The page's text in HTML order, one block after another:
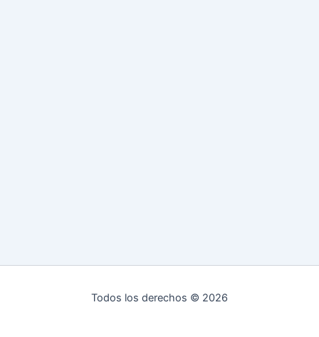
Todos los derechos © 2026